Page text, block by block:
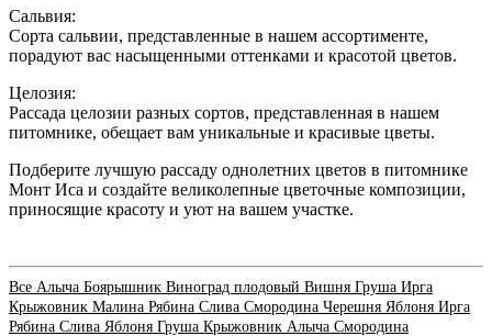
Сальвия:
Сорта сальвии, представленные в нашем ассортименте,
порадуют вас насыщенными оттенками и красотой цветов.
Целозия:
Рассада целозии разных сортов, представленная в нашем
питомнике, обещает вам уникальные и красивые цветы.
Подберите лучшую рассаду однолетних цветов в питомнике
Монт Иса и создайте великолепные цветочные композиции,
приносящие красоту и уют на вашем участке.
Все Алыча Боярышник Виноград плодовый Вишня Груша Ирга
Крыжовник Малина Рябина Слива Смородина Черешня Яблоня Ирга
Рябина Слива Яблоня Груша Крыжовник Алыча Смородина